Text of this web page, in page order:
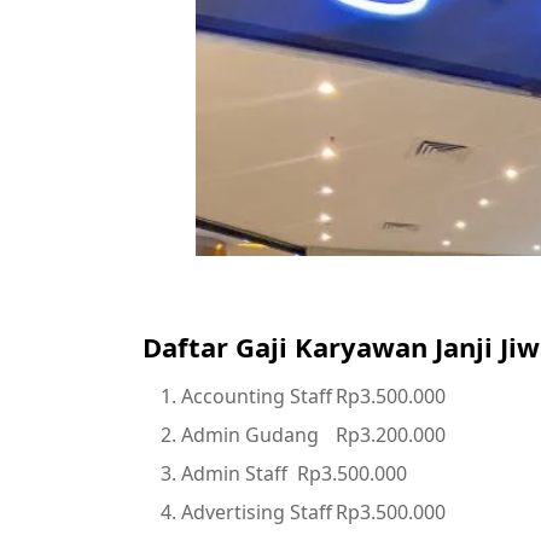
Daftar Gaji Karyawan Janji
Accounting StaffRp3.500.000
Admin Gudang
Rp3.200.000
Admin Staff Rp3.500.000
Advertising StaffRp3.500.000